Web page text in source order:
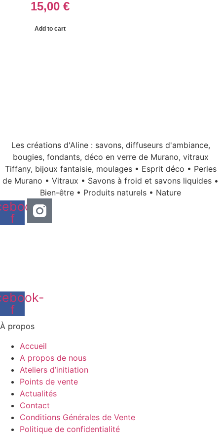
15,00 €
Add to cart
Les créations d'Aline : savons, diffuseurs d'ambiance,
bougies, fondants, déco en verre de Murano, vitraux
Tiffany, bijoux fantaisie, moulages • Esprit déco • Perles
de Murano • Vitraux • Savons à froid et savons liquides •
Bien-être • Produits naturels • Nature
f
f
À propos
Accueil
A propos de nous
Ateliers d’initiation
Points de vente
Actualités
Contact
Conditions Générales de Vente
Politique de confidentialité